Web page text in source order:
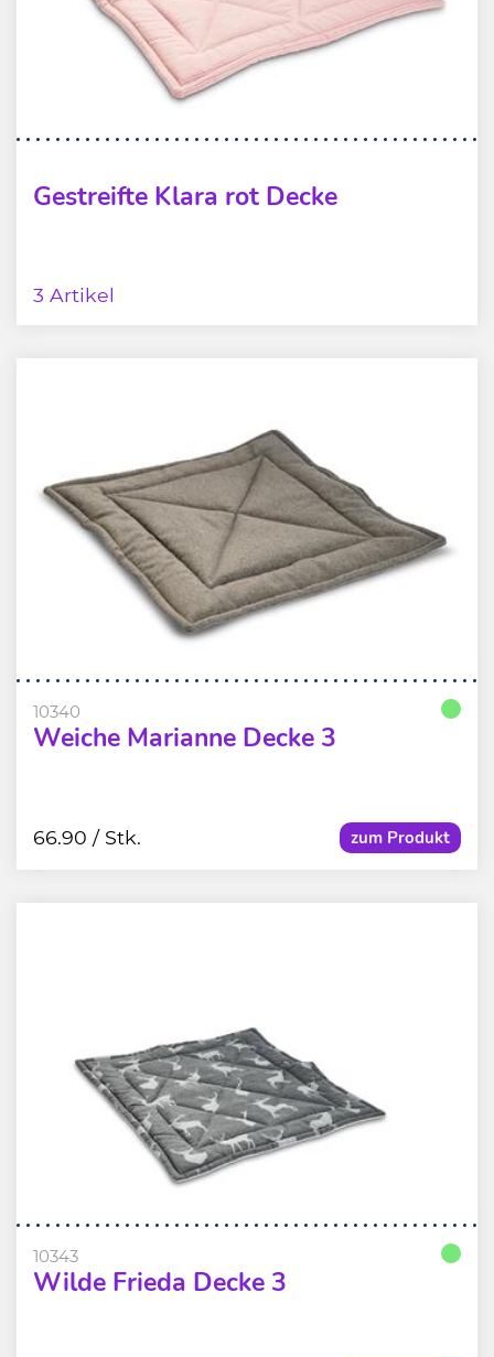
Gestreifte Klara rot Decke
3 Artikel
10340
Weiche Marianne Decke 3
zum Produkt
66.90 / Stk.
10343
Wilde Frieda Decke 3